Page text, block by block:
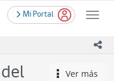
Mi Portal
Toggle
icono
Ver más